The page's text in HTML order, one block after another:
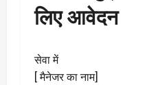
लिए आवेदन
सेवा में
[ मैनेजर का नाम]